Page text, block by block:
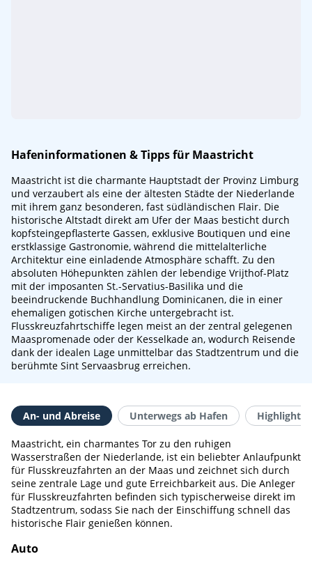
Hafeninformationen & Tipps für Maastricht
Maastricht ist die charmante Hauptstadt der Provinz Limburg
und verzaubert als eine der ältesten Städte der Niederlande
mit ihrem ganz besonderen, fast südländischen Flair. Die
historische Altstadt direkt am Ufer der Maas besticht durch
kopfsteingepflasterte Gassen, exklusive Boutiquen und eine
erstklassige Gastronomie, während die mittelalterliche
Architektur eine einladende Atmosphäre schafft. Zu den
absoluten Höhepunkten zählen der lebendige Vrijthof-Platz
mit der imposanten St.-Servatius-Basilika und die
beeindruckende Buchhandlung Dominicanen, die in einer
ehemaligen gotischen Kirche untergebracht ist.
Flusskreuzfahrtschiffe legen meist an der zentral gelegenen
Maaspromenade oder der Kesselkade an, wodurch Reisende
dank der idealen Lage unmittelbar das Stadtzentrum und die
berühmte Sint Servaasbrug erreichen.
An- und Abreise Unterwegs ab Hafen Highlights
Maastricht, ein charmantes Tor zu den ruhigen
Wasserstraßen der Niederlande, ist ein beliebter Anlaufpunkt
für Flusskreuzfahrten an der Maas und zeichnet sich durch
seine zentrale Lage und gute Erreichbarkeit aus. Die Anleger
für Flusskreuzfahrten befinden sich typischerweise direkt im
Stadtzentrum, sodass Sie nach der Einschiffung schnell das
historische Flair genießen können.
Auto